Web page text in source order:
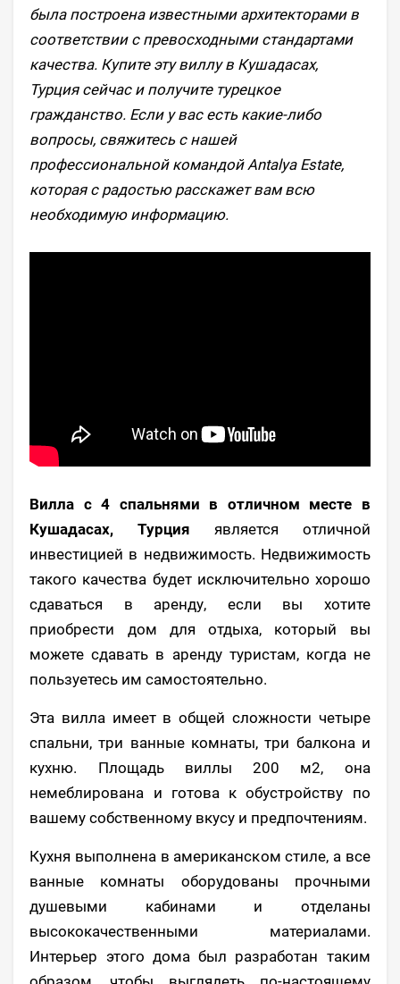
была построена известными архитекторами в
соответствии с превосходными стандартами
качества. Купите эту виллу в Кушадасах,
Турция сейчас и получите турецкое
гражданство. Если у вас есть какие-либо
вопросы, свяжитесь с нашей
профессиональной командой Antalya Estate,
которая с радостью расскажет вам всю
необходимую информацию.
Вилла с 4 спальнями в отличном месте в
Кушадасах, Турция является отличной
инвестицией в недвижимость. Недвижимость
такого качества будет исключительно хорошо
сдаваться в аренду, если вы хотите
приобрести дом для отдыха, который вы
можете сдавать в аренду туристам, когда не
пользуетесь им самостоятельно.
Эта вилла имеет в общей сложности четыре
спальни, три ванные комнаты, три балкона и
кухню. Площадь виллы 200 м2, она
немеблирована и готова к обустройству по
вашему собственному вкусу и предпочтениям.
Кухня выполнена в американском стиле, а все
ванные комнаты оборудованы прочными
душевыми кабинами и отделаны
высококачественными материалами.
Интерьер этого дома был разработан таким